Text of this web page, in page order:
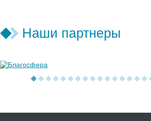
Наши партнеры